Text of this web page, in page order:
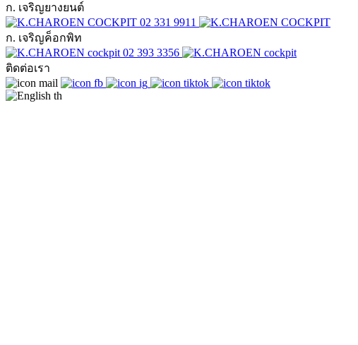
ก. เจริญยางยนต์
02 331 9911
ก. เจริญค็อกพิท
02 393 3356
ติดต่อเรา
th